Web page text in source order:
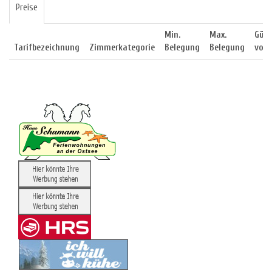
Preise
Tarifbezeichnung Zimmerkategorie
Min.
Belegung
Max.
Belegung
von